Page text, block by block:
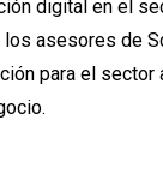
digital en el
los asesores de
para el sector